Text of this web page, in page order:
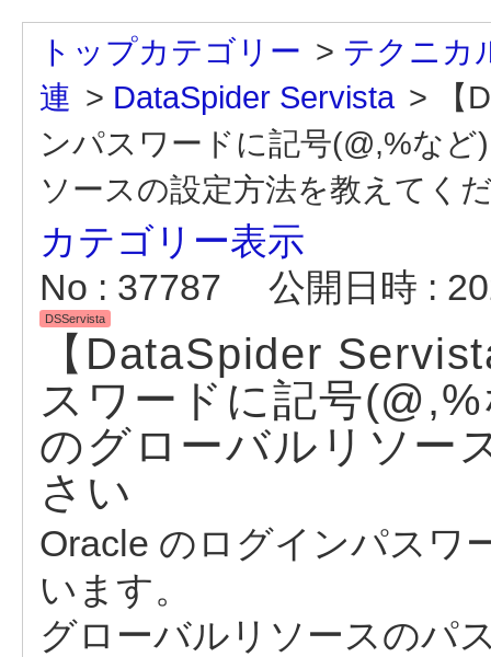
トップカテゴリー > テクニカ
連 > DataSpider Servista >
ンパスワードに記号(@,%な
ソースの設定方法を教えてく
カテゴリー表示
No : 37787
公開日時 :
DSServista
【DataSpider
スワードに記号
のグローバルリソー
さい
Oracle のログインパスワ
います。
グローバルリソースのパ